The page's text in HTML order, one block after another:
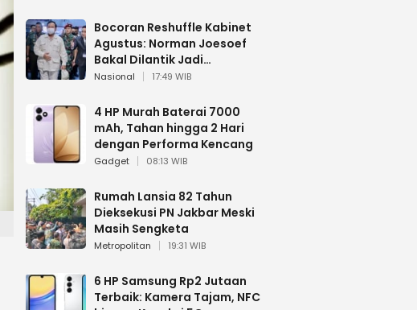
Bocoran Reshuffle Kabinet
Agustus: Norman Joesoef
Bakal Dilantik Jadi
Wamenhan RI
Nasional 17:49 WIB
4 HP Murah Baterai 7000
mAh, Tahan hingga 2 Hari
dengan Performa Kencang
Gadget 08:13 WIB
Rumah Lansia 82 Tahun
Dieksekusi PN Jakbar Meski
Masih Sengketa
Metropolitan 19:31 WIB
6 HP Samsung Rp2 Jutaan
Terbaik: Kamera Tajam, NFC